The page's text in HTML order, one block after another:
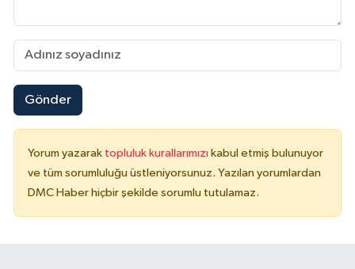
Gönder
Yorum yazarak topluluk kurallarımızı kabul etmiş bulunuyor
ve tüm sorumluluğu üstleniyorsunuz. Yazılan yorumlardan
DMC Haber hiçbir şekilde sorumlu tutulamaz.